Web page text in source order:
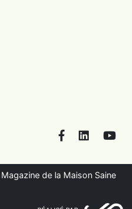
FacebookLinkedIn
de la Maison Saine